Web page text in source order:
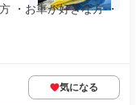
・お車が好きな方 ・
気になる